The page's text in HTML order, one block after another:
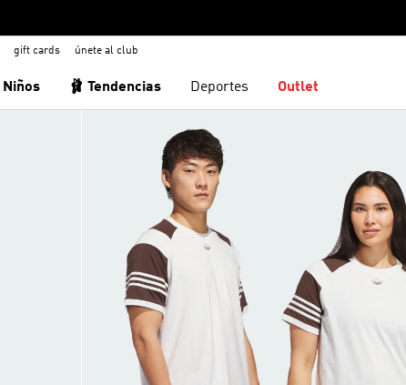
gift cards únete al club
Niños 🩰 Tendencias Deportes Outlet